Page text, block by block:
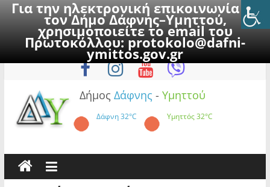
Για την ηλεκτρονική επικοινωνία με
τον Δήμο Δάφνης–Υμηττού,
χρησιμοποιείτε το email του
Πρωτοκόλλου:protokolo@dafni-
ymittos.gov.gr
to
Παρασκευή, 7 Αυγούστου 2026
Δήμος Δάφνης - Υμηττού
Δάφνη32°C Υμηττός32°C